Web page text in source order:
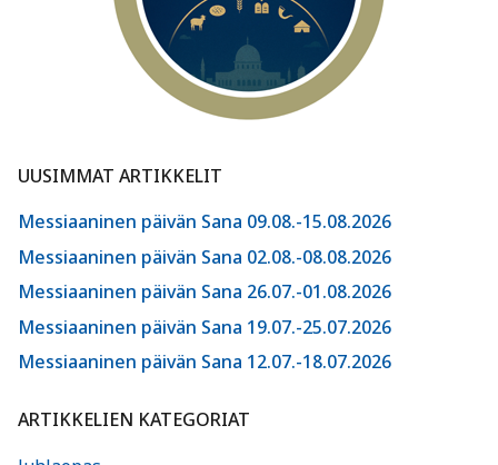
UUSIMMAT ARTIKKELIT
Messiaaninen päivän Sana 09.08.-15.08.2026
Messiaaninen päivän Sana 02.08.-08.08.2026
Messiaaninen päivän Sana 26.07.-01.08.2026
Messiaaninen päivän Sana 19.07.-25.07.2026
Messiaaninen päivän Sana 12.07.-18.07.2026
ARTIKKELIEN KATEGORIAT